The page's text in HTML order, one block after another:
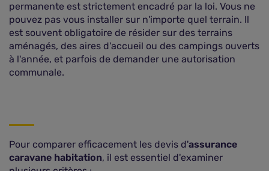
permanente est strictement encadré par la loi. Vous ne
pouvez pas vous installer sur n'importe quel terrain. Il
est souvent obligatoire de résider sur des terrains
aménagés, des aires d'accueil ou des campings ouverts
à l'année, et parfois de demander une autorisation
communale.
Pour comparer efficacement les devis d'assurance
caravane habitation, il est essentiel d'examiner